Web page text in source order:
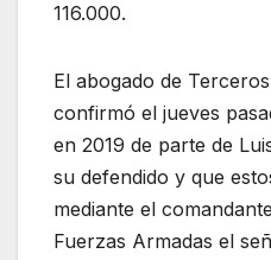
116.000.
El abogado de
confirmó el jueves
en 2019 de parte de
su defendido y que
mediante el
Fuerzas Armadas el